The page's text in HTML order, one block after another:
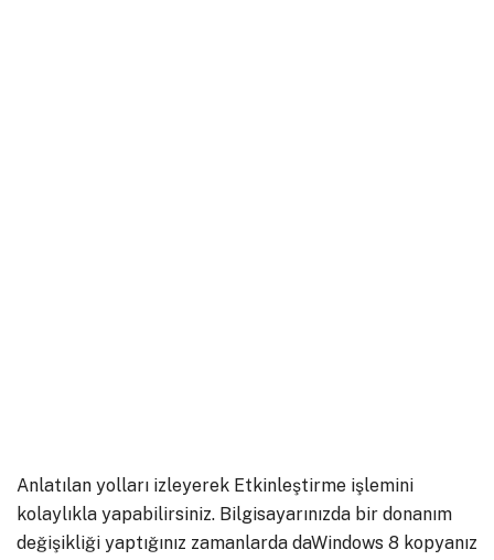
Anlatılan yolları izleyerek Etkinleştirme işlemini
kolaylıkla yapabilirsiniz. Bilgisayarınızda bir donanım
değişikliği yaptığınız zamanlarda daWindows 8 kopyanız